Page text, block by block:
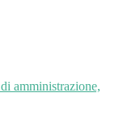
amministrazione,